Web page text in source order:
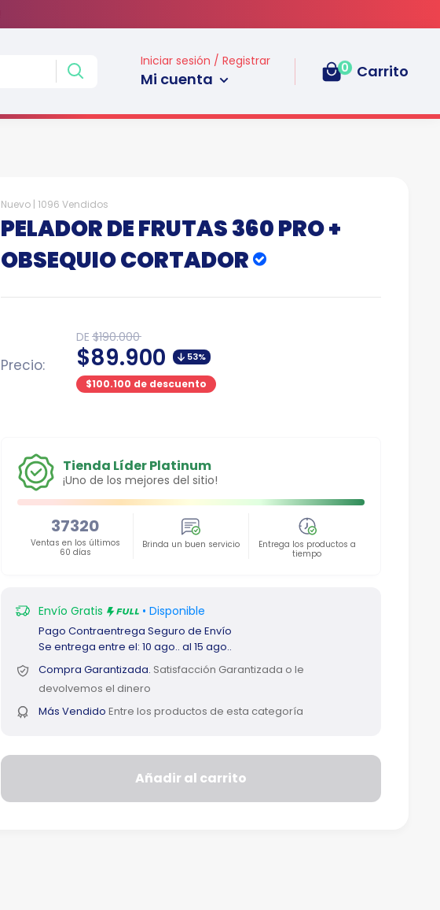
Iniciar sesión / Registrar
Mi cuenta
0 Carrito
Nuevo | 1096 Vendidos
PELADOR DE FRUTAS 360 PRO +
OBSEQUIO CORTADOR
Precio:
DETranslation
missing:
es.product.general.regular_price
$190.000
Translation
missing:
es.product.general.sale_price
$89.900 53%
$100.100 de descuento
Tienda Líder Platinum
¡Uno de los mejores del sitio!
37320
Ventas en los últimos
60 días
Brinda un buen servicio
Entrega los productos a
tiempo
Envío Gratis • Disponible
Pago ContraentregaSeguro de Envío
Se entrega entre el: 10 ago.. al 15 ago..
Compra Garantizada. Satisfacción Garantizada o le
devolvemos el dinero
Más Vendido Entre los productos de esta categoría
Añadir al carrito